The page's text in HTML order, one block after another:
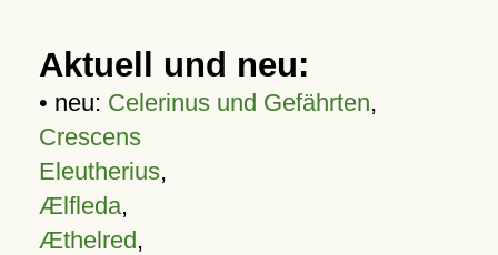
Aktuell und neu:
• neu: Celerinus und Gefährten,
Crescens
Eleutherius,
Ælfleda,
Æthelred,